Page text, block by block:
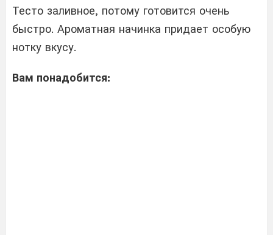
Тесто заливное, потому готовится очень
быстро. Ароматная начинка придает особую
нотку вкусу.
Вам понадобится: